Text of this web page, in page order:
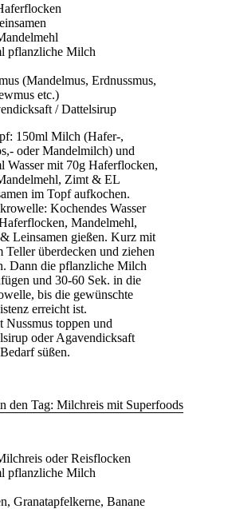
pflanzliche Milch
(Mandelmus, Erdnussmus,
etc.)
/ Dattelsirup
150ml Milch (Hafer-,
oder Mandelmilch) und
Wasser mit 70g Haferflocken,
Zimt & EL
im Topf aufkochen.
Kochendes Wasser
Mandelmehl,
Leinsamen gießen. Kurz mit
Teller überdecken und ziehen
Dann die pflanzliche Milch
und 30-60 Sek. in die
bis die gewünschte
erreicht ist.
Nussmus toppen und
oder Agavendicksaft
süßen.
den Tag: Milchreis mit Superfoods
oder Reisflocken
pflanzliche Milch
Granatapfelkerne, Banane